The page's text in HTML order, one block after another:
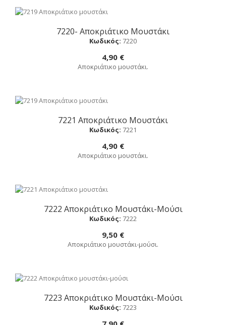
Αγορά
7220- Αποκριάτικο Μουστάκι
Κωδικός: 7220
4,90 €
Αποκριάτικο μουστάκι.
Αγορά
7221 Αποκριάτικο Μουστάκι
Κωδικός: 7221
4,90 €
Αποκριάτικο μουστάκι.
Αγορά
7222 Αποκριάτικο Μουστάκι-Μούσι
Κωδικός: 7222
9,50 €
Αποκριάτικο μουστάκι-μούσι.
Αγορά
7223 Αποκριάτικο Μουστάκι-Μούσι
Κωδικός: 7223